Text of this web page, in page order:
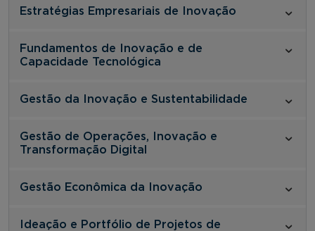
Estratégias Empresariais de Inovação
Fundamentos de Inovação e de
Capacidade Tecnológica
Gestão da Inovação e Sustentabilidade
Gestão de Operações, Inovação e
Transformação Digital
Gestão Econômica da Inovação
Ideação e Portfólio de Projetos de